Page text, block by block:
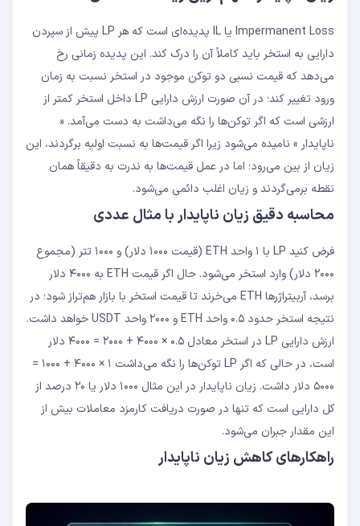
Impermanent Loss یا IL پدیده‌ای است که هر LP پیش از سپردن
دارایی به استخر باید کاملاً آن را درک کند. این پدیده زمانی رخ
می‌دهد که قیمت نسبی دو توکن موجود در استخر نسبت به زمان
ورود تغییر کند؛ در آن صورت ارزش دارایی LP داخل استخر کمتر از
ارزشی است که اگر توکن‌ها را نگه می‌داشت به دست می‌آمد. «
ناپایدار » نامیده می‌شود زیرا اگر قیمت‌ها به نسبت اولیه برگردند، این
زیان از بین می‌رود؛ اما در عمل قیمت‌ها به ندرت به دقیقاً همان
نقطه برمی‌گردند و زیان اغلب دائمی می‌شود.
محاسبه دقیق زیان ناپایدار با مثال عددی
فرض کنید LP با ۱ واحد ETH (قیمت ۱۰۰۰ دلار) و ۱۰۰۰ تتر (مجموع
۲۰۰۰ دلار) وارد استخر می‌شود. حال اگر قیمت ETH به ۴۰۰۰ دلار
برسد، آربیتراژرها ETH می‌خرند تا قیمت استخر با بازار هم‌تراز شود؛ در
نتیجه استخر حدود ۰.۵ واحد ETH و ۲۰۰۰ واحد USDT خواهد داشت.
ارزش دارایی LP در استخر معادل ۰.۵ × ۴۰۰۰ + ۲۰۰۰ = ۴۰۰۰ دلار
است، در حالی که اگر LP توکن‌ها را نگه می‌داشت ۱ × ۴۰۰۰ + ۱۰۰۰ =
۵۰۰۰ دلار داشت. زیان ناپایدار در این مثال ۱۰۰۰ دلار یا ۲۰ درصد از
کل دارایی است که تنها در صورت دریافت کارمزد معاملات بیش از
این مقدار جبران می‌شود.
راهکارهای کاهش زیان ناپایدار